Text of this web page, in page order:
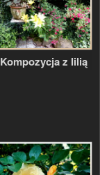
Kompozycja z lilią